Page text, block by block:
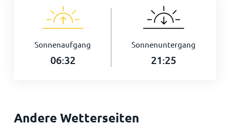
Sonnenaufgang
06:32
Sonnenuntergang
21:25
Andere Wetterseiten